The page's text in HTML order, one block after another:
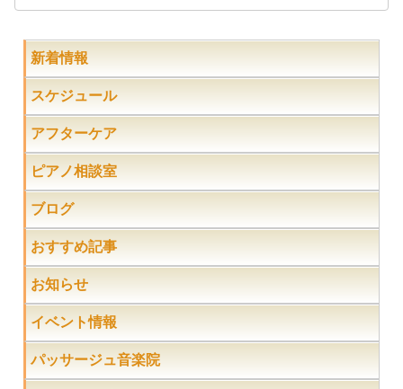
新着情報
スケジュール
アフターケア
ピアノ相談室
ブログ
おすすめ記事
お知らせ
イベント情報
パッサージュ音楽院